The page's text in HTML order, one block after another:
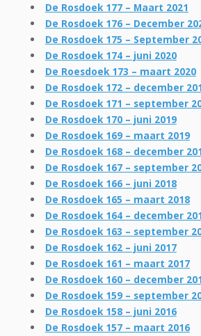
De Rosdoek 177 – Maart 2021
De Rosdoek 176 – December
De Rosdoek 175 – September
De Rosdoek 174 – juni 2020
De Roesdoek 173 – maart 2020
De Rosdoek 172 – december
De Rosdoek 171 – september
De Rosdoek 170 – juni 2019
De Rosdoek 169 – maart 2019
De Rosdoek 168 – december
De Rosdoek 167 – september
De Rosdoek 166 – juni 2018
De Rosdoek 165 – maart 2018
De Rosdoek 164 – december
De Rosdoek 163 – september
De Rosdoek 162 – juni 2017
De Rosdoek 161 – maart 2017
De Rosdoek 160 – december
De Rosdoek 159 – september
De Rosdoek 158 – juni 2016
De Rosdoek 157 – maart 2016